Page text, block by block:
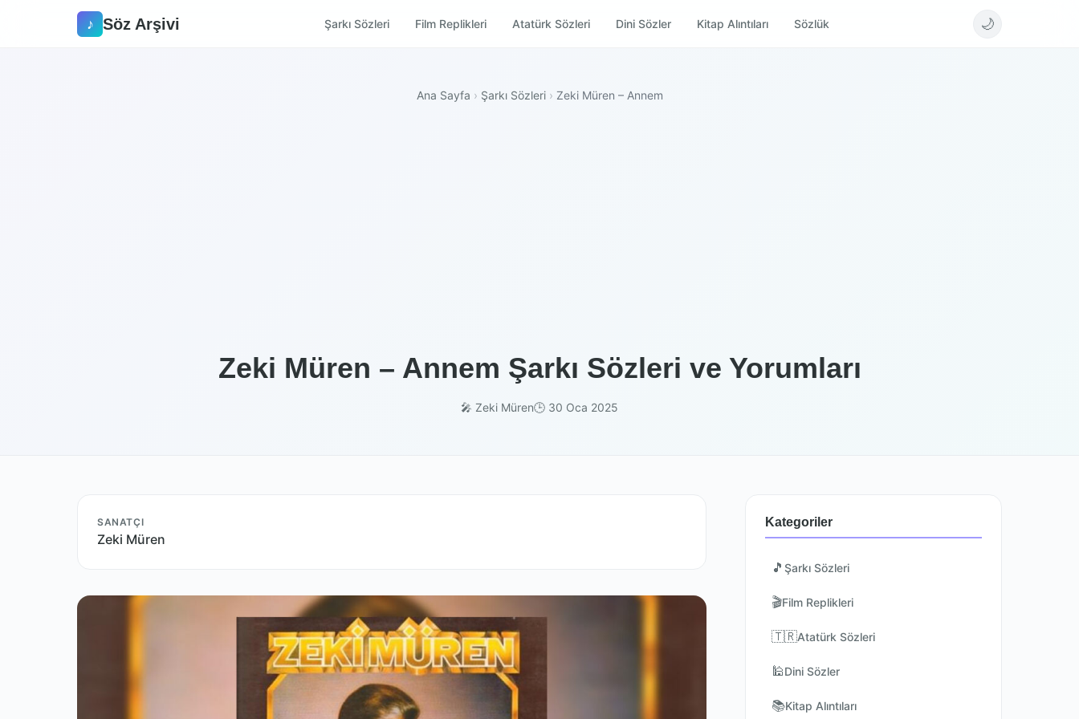
♪ Söz Arşivi Şarkı Sözleri Film Replikleri Atatürk Sözleri Dini Sözler Kitap Alıntıları Sözlük 🌙
Ana Sayfa › Şarkı Sözleri › Zeki Müren – Annem
Zeki Müren – Annem Şarkı Sözleri ve Yorumları
🎤 Zeki Müren🕒 30 Oca 2025
SANATÇI
Zeki Müren
Kategoriler
🎵 Şarkı Sözleri
🎬Film Replikleri
🇹🇷Atatürk Sözleri
🕌Dini Sözler
📚Kitap Alıntıları